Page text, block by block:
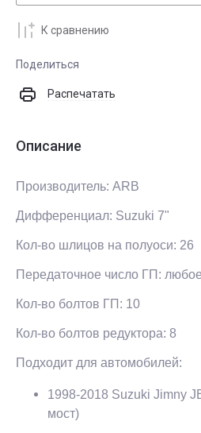
К сравнению
Поделиться
Распечатать
Описание
Производитель: ARB
Дифференциал: Suzuki 7"
Кол-во шлицов на полуоси: 26
Передаточное число ГП: любое
Кол-во болтов ГП: 10
Кол-во болтов редуктора: 8
Подходит для автомобилей:
1998-2018 Suzuki Jimny
мост)